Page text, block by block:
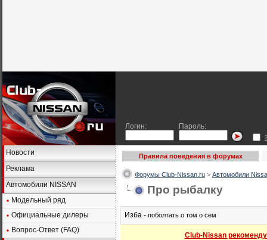
Логин: Пароль:
Новости
Реклама
Автомобили NISSAN
Модельный ряд
Официальные дилеры
Вопрос-Ответ (FAQ)
Правила поведения в форумах
Форумы Club-Nissan.ru > Автомобили
Про рыбалку
Изба - поболтать о том о сем
Club-Nissan